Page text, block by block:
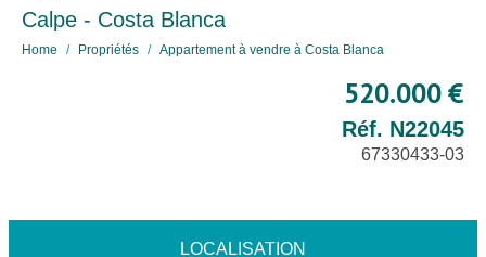
Calpe - Costa Blanca
Home Propriétés Appartement à vendre à Costa Blanca
520.000 €
Réf. N22045
67330433-03
LOCALISATION